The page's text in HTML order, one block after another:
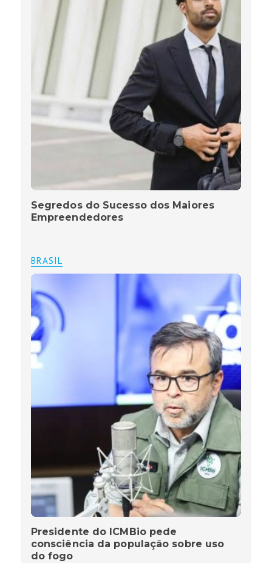
Segredos do Sucesso dos Maiores
Empreendedores
BRASIL
Presidente do ICMBio pede
consciência da população sobre uso
do fogo